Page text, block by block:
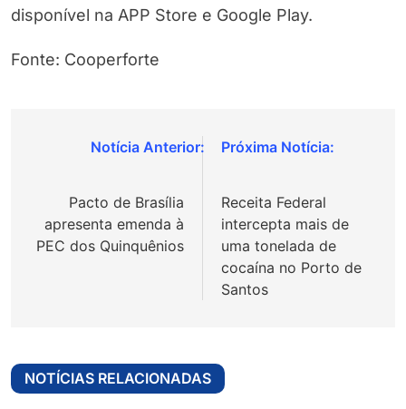
disponível na APP Store e Google Play.
Fonte: Cooperforte
Navegação
Post
Pacto de Brasília
apresenta emenda à
PEC dos Quinquênios
Receita Federal
intercepta mais de
uma tonelada de
cocaína no Porto de
Santos
NOTÍCIAS RELACIONADAS